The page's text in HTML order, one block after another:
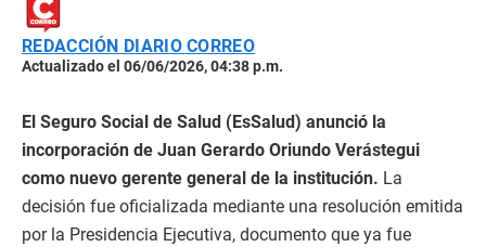
REDACCIÓN DIARIO CORREO
Actualizado el 06/06/2026, 04:38 p.m.
El Seguro Social de Salud (EsSalud) anunció la
incorporación de Juan Gerardo Oriundo Verástegui
como nuevo gerente general de la institución. La
decisión fue oficializada mediante una resolución emitida
por la Presidencia Ejecutiva, documento que ya fue